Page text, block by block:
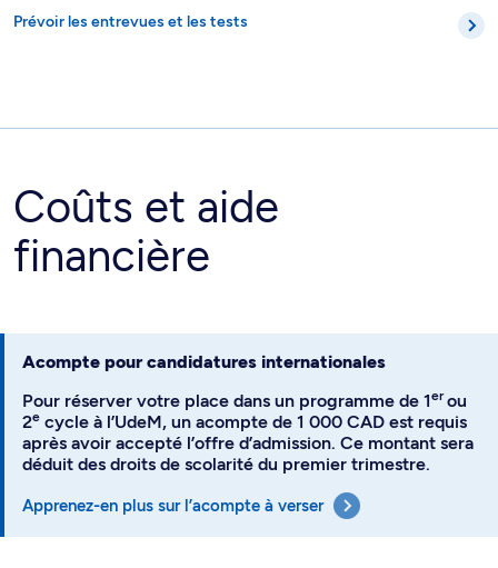
Prévoir les entrevues et les tests
Coûts et aide
financière
Acompte pour candidatures internationales
Pour réserver votre place dans un programme de 1erou
2e cycle à l’UdeM, un acompte de 1 000 CAD est requis
après avoir accepté l’offre d’admission. Ce montant sera
déduit des droits de scolarité du premier trimestre.
Apprenez-en plus sur l’acompte à verser